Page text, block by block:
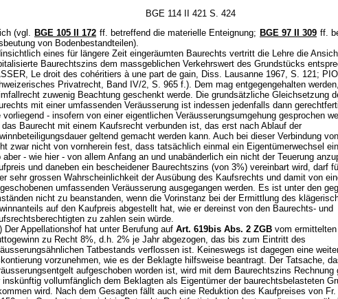
BGE 114 II 421 S. 424
(vgl. BGE 105 II 172 ff. betreffend die materielle Enteignung; BGE 97 II 309 ff.
von Bodenbestandteilen).
eines für längere Zeit eingeräumten Baurechts vertritt die Lehre die
Baurechtszins dem massgeblichen Verkehrswert des Grundstücks
Le droit des cohéritiers à une part de gain, Diss. Lausanne 1967, S. 121;
Privatrecht, Band IV/2, S. 965 f.). Dem mag entgegengehalten
zuwenig Beachtung geschenkt werde. Die grundsätzliche Gleichsetzung
mit einer umfassenden Veräusserung ist indessen jedenfalls dann
vorliegend - insofern von einer eigentlichen Veräusserungsumgehung gesprochen
Baurecht mit einem Kaufsrecht verbunden ist, das erst nach Ablauf der
geltend gemacht werden kann. Auch bei dieser Verbindung
zwar nicht von vornherein fest, dass tatsächlich einmal ein Eigentümerwechsel
aber - wie hier - von allem Anfang an und unabänderlich ein nicht der Teuerung
und daneben ein bescheidener Baurechtszins (von 3%) vereinbart wird, darf
sehr grossen Wahrscheinlichkeit der Ausübung des Kaufsrechts und damit von
umfassenden Veräusserung ausgegangen werden. Es ist unter den
nicht zu beanstanden, wenn die Vorinstanz bei der Ermittlung des
auf den Kaufpreis abgestellt hat, wie er dereinst von den Baurechts- und
zu zahlen sein würde.
Der Appellationshof hat unter Berufung auf Art. 619bis Abs. 2 ZGB vom ermittelten
zu Recht 8%, d.h. 2% je Jahr abgezogen, das bis zum Eintritt des
Tatbestands verflossen ist. Keineswegs ist dagegen eine
vorzunehmen, wie es der Beklagte hilfsweise beantragt. Der Tatsache,
aufgeschoben worden ist, wird mit dem Baurechtszins Rechnung
inskünftig vollumfänglich dem Beklagten als Eigentümer der baurechtsbelasteten
wird. Nach dem Gesagten fällt auch eine Reduktion des Kaufpreises von Fr.